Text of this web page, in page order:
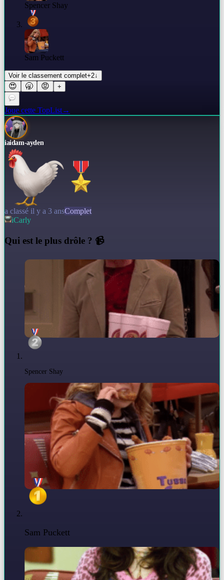
Spencer Shay
Sam Puckett
Voir le classement complet+2↓
😍 🥱 😡 +
Joue cette TopList→
iaidam-ayden
a classé il y a 3 ansComplet
iCarly
Qui est le plus drôle ? 📹
Spencer Shay
Sam Puckett